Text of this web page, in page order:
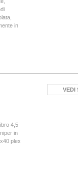
in
4,5
in
plex
VEDI